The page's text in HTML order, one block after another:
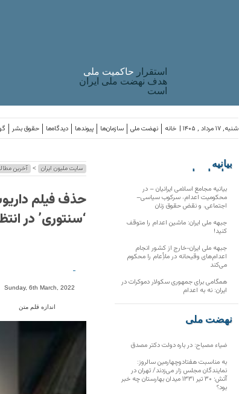
استقرار حاکميت ملی
هدف نهضت ملی ایران
است
حقوق بشر دیدگاه‌ها پیوندها سازمان‌ها نهضت ملی خانه شنبه, ۱۷ مرداد , ۱۴۰۵ |
سایت ملیون ایران > آخرین
حذف فیلم
‘سنتوری’ در
-
Sunday, 6th March, 2022
اندازه قلم متن
بیانیه
سازمان‌های
بیانیه مجامع اسلامی ایرانیان – در
محکومیت اعدام، سرکوب سیاسی–
اجتماعی، و نقض حقوق زنان
جبهه ملی ایران: ماشین اعدام را متوقف
کنید!
جبهه ملی ایران-خارج از کشور انجام
اعدام‌های وقیحانه در ملأِعام را محکوم
می‌کند
همگامی برای جمهوری سکولار دموکرات در
ایران: نه به اعدام
نهضت ملی
ضیاء مصباح: در باره دولت دکتر مصدق
به مناسبت هفتادوچهارمین سالروز:
نمایندگان مجلس زار می‌زدند/ تهران در
آتش؛ ۳۰ تیر ۱۳۳۱ میدان بهارستان چه خبر
بود؟